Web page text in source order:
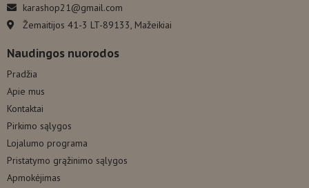
karashop21@gmail.com
Žemaitijos 41-3 LT-89133, Mažeikiai
Naudingos nuorodos
Pradžia
Apie mus
Kontaktai
Pirkimo sąlygos
Lojalumo programa
Pristatymo grąžinimo sąlygos
Apmokėjimas